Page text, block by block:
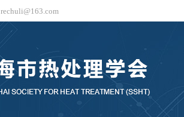
rechuli@163.com